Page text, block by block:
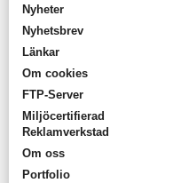
Nyheter
Nyhetsbrev
Länkar
Om cookies
FTP-Server
Miljöcertifierad
Reklamverkstad
Om oss
Portfolio